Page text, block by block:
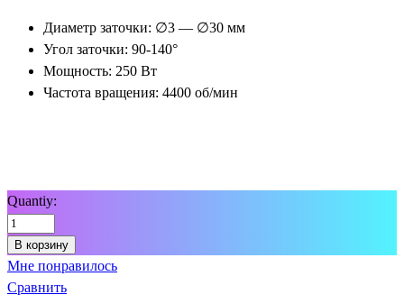
Диаметр заточки: ∅3 — ∅30 мм
Угол заточки: 90-140°
Мощность: 250 Вт
Частота вращения: 4400 об/мин
Quantiy:
В корзину
Мне понравилось
Сравнить